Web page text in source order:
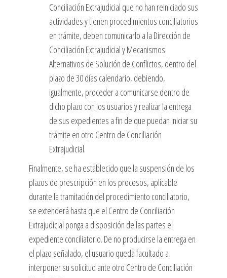
Conciliación Extrajudicial que no han reiniciado sus
actividades y tienen procedimientos conciliatorios
en trámite, deben comunicarlo a la Dirección de
Conciliación Extrajudicial y Mecanismos
Alternativos de Solución de Conflictos, dentro del
plazo de 30 días calendario, debiendo,
igualmente, proceder a comunicarse dentro de
dicho plazo con los usuarios y realizar la entrega
de sus expedientes a fin de que puedan iniciar su
trámite en otro Centro de Conciliación
Extrajudicial.
Finalmente, se ha establecido que la suspensión de los
plazos de prescripción en los procesos, aplicable
durante la tramitación del procedimiento conciliatorio,
se extenderá hasta que el Centro de Conciliación
Extrajudicial ponga a disposición de las partes el
expediente conciliatorio. De no producirse la entrega en
el plazo señalado, el usuario queda facultado a
interponer su solicitud ante otro Centro de Conciliación